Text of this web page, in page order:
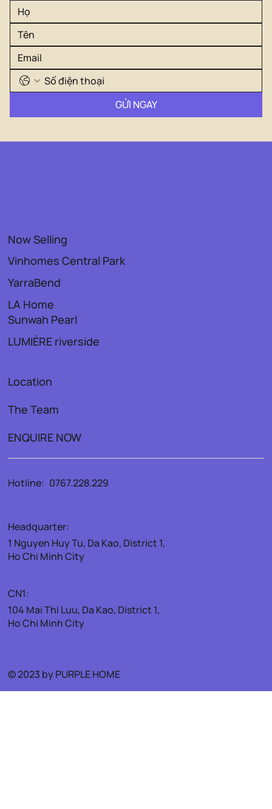
GỬI NGAY
© 2023 by PURPLE HOME
Hotline: 0767.228.229
Headquarter:
1 Nguyen Huy Tu, Da Kao, District 1,
Ho Chi Minh City
CN1:
104 Mai Thi Luu, Da Kao, District 1,
Ho Chi Minh City
ENQUIRE NOW
The Team
Location
Now Selling
YarraBend
LA Home
Sunwah Pearl
LUMIÈRE riverside
Vinhomes Central Park